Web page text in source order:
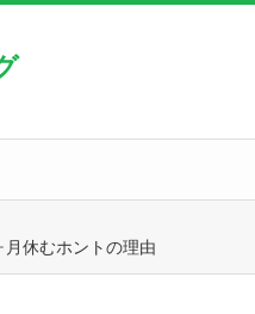
月休むホントの理由